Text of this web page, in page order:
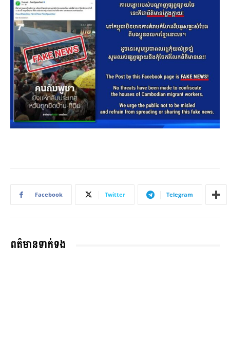
Facebook Twitter Telegram
ពត៌មានទាក់ទង